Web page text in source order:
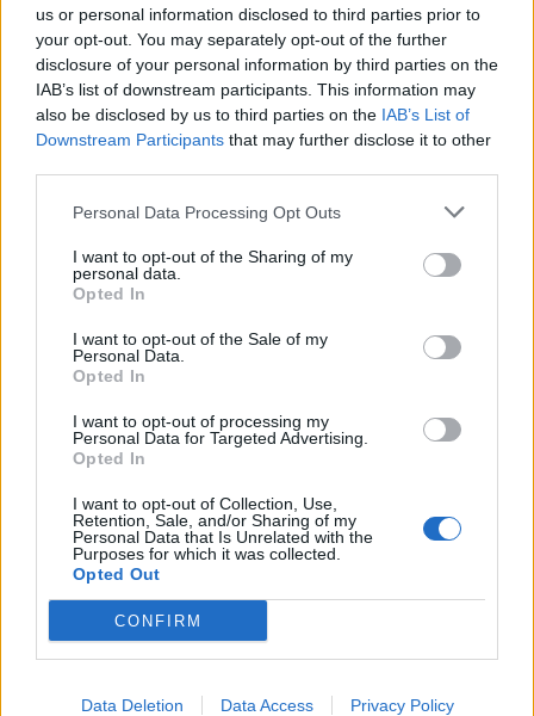
us or personal information disclosed to third parties prior to
your opt-out. You may separately opt-out of the further
disclosure of your personal information by third parties on the
IAB’s list of downstream participants. This information may
also be disclosed by us to third parties on the IAB’s List of
Downstream Participants that may further disclose it to other
Personal Data Processing Opt Outs
I want to opt-out of the Sharing of my
personal data.
Opted In
I want to opt-out of the Sale of my
Personal Data.
Opted In
I want to opt-out of processing my
Personal Data for Targeted Advertising.
Opted In
I want to opt-out of Collection, Use,
Retention, Sale, and/or Sharing of my
Personal Data that Is Unrelated with the
Purposes for which it was collected.
Opted Out
CONFIRM
Data Deletion Data Access Privacy Policy
Edellinen artikkeli
Edmontonissa – Oilers vaihtoi
maalilleen pikahälytyksellä
yliopistojoukkueen
kolmosvahdin
Seuraava artikkeli
kärkikamppailussa – komea
LIITTYVÄT ARTIKKELIT LISÄÄ TEKIJÄLTÄ
Leijonat julkisti ketjut Sveitsi-peliin –
Aleksander Barkov tekee paluun
kaukaloon
Venäläisveskari sekosi Suomen 2.